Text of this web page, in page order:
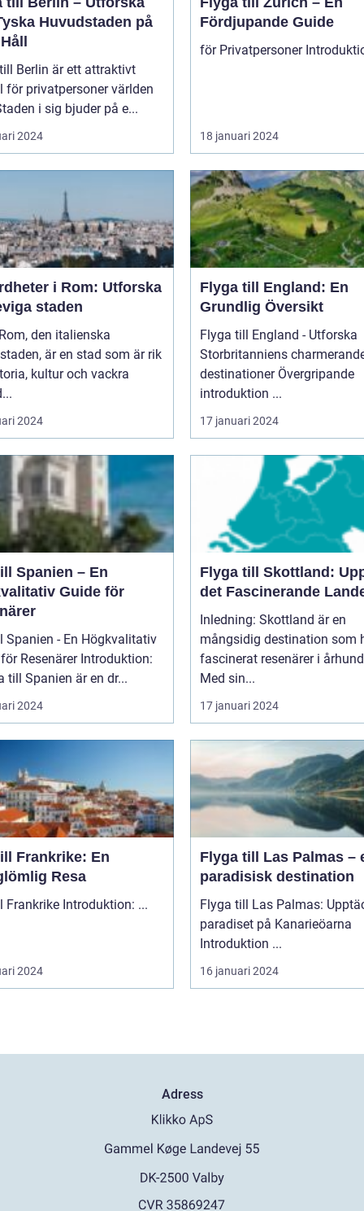
Huvudstaden på
Berlin är ett attraktivt
för privatpersoner världen
i sig bjuder på e...
2024
Fördjupande Guide
18 januari 2024
i Rom: Utforska
staden
är en stad som är rik
kultur och vackra
2024
Flyga till England: En
Grundlig Översikt
Flyga till England - Utforska
Storbritanniens
destinationer Övergripande
introduktion ...
17 januari 2024
Spanien – En
Guide för
Spanien - En Högkvalitativ
Introduktion:
till Spanien är en dr...
2024
Flyga till Skottland:
det Fascinerande
Inledning: Skottland är en
mångsidig destination som
fascinerat resenärer i
Med sin...
17 januari 2024
Frankrike: En
Resa
Åka till Frankrike Introduktion: ...
2024
Flyga till Las Palmas –
paradisisk destination
Flyga till Las Palmas:
paradiset på Kanarieöarna
Introduktion ...
16 januari 2024
Adress